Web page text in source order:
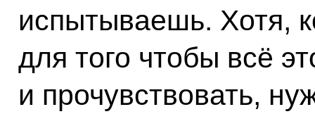
испытываешь. Хотя,
для того чтобы всё
и прочувствовать,